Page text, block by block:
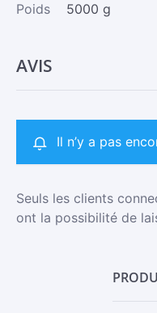
Poids 5000 g
AVIS
Il n’y a pas
Seuls les clients
ont la possibilité de